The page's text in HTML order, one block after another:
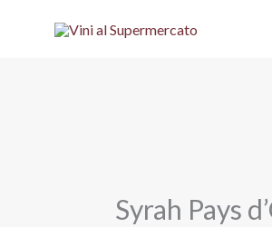
Syrah Pays